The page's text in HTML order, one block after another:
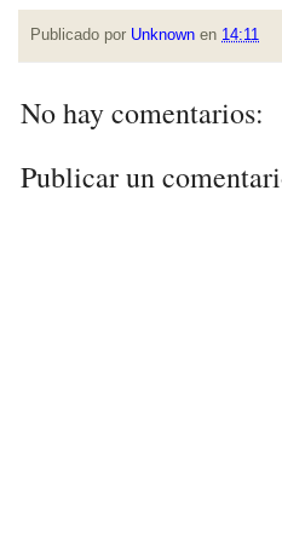
Publicado por Unknown en 14:11
No hay comentarios:
Publicar un